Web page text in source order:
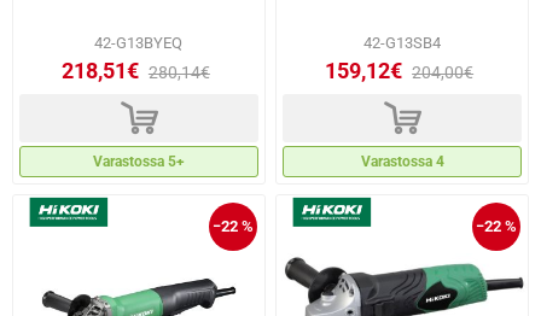
42-G13BYEQ
218,51€ 280,14€
d
Varastossa 5+
42-G13SB4
159,12€ 204,00€
d
Varastossa 4
−22 % −22 %